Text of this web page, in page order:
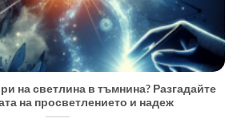
на светлина в тъмнина? Разгадайте
на просветлението и надеж